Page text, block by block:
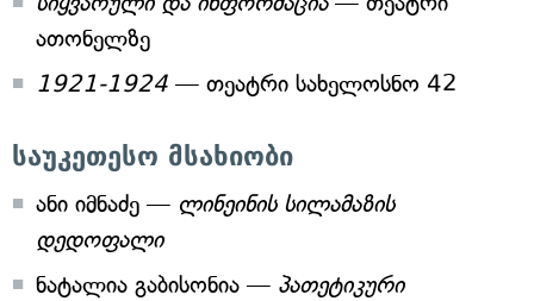
ათონელზე
1921-1924 — თეატრი სახელოსნო 42
საუკეთესო მსახიობი
ანი იმნაძე — ლინეინის სილამაზის
დედოფალი
ნატალია გაბისონია — პათეტიკური